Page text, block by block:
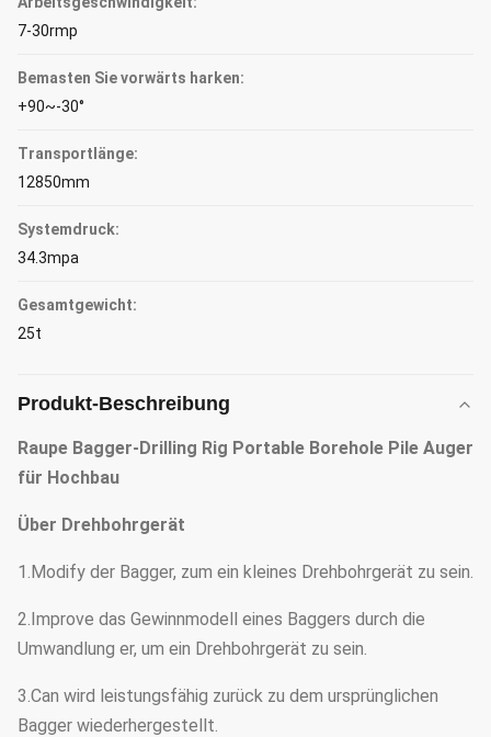
7-30rmp
Bemasten Sie vorwärts harken:
+90~-30°
Transportlänge:
12850mm
Systemdruck:
34.3mpa
Gesamtgewicht:
25t
Produkt-Beschreibung
Raupe Bagger-Drilling Rig Portable Borehole Pile Auger
für Hochbau
Über Drehbohrgerät
1.Modify der Bagger, zum ein kleines Drehbohrgerät zu sein.
2.Improve das Gewinnmodell eines Baggers durch die
Umwandlung er, um ein Drehbohrgerät zu sein.
3.Can wird leistungsfähig zurück zu dem ursprünglichen
Bagger wiederhergestellt.